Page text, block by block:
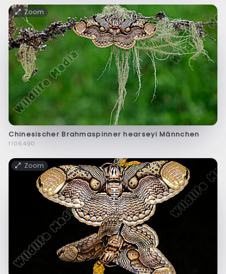
Zoom
Chinesischer Brahmaspinner hearseyi Männchen
f106490
Zoom